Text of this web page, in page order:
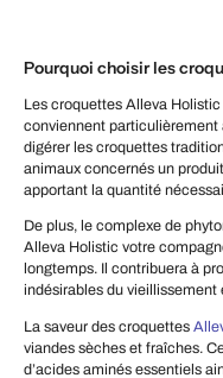
Pourquoi choisir les
Les croquettes Alleva
conviennent particulièrement
digérer les croquettes
animaux concernés un
apportant la quantité
De plus, le complexe de
Alleva Holistic votre
longtemps. Il contribuera à
indésirables du
La saveur des croquettes
viandes sèches et fraîches.
d’acides aminés essentiels